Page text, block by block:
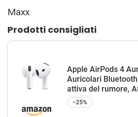
Maxx
Prodotti consigliati
Apple AirPods 4
Auricolari
attiva del rumore,
−25%